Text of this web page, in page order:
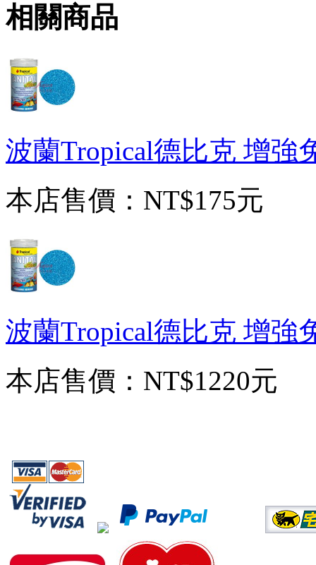
相關商品
波蘭Tropical德比克 增強
本店售價： NT$175元
波蘭Tropical德比克 增強
本店售價： NT$1220元